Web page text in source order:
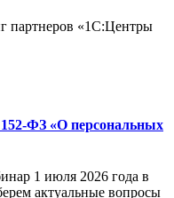
партнеров «1С:Центры
ФЗ «О персональных
1 июля 2026 года в
актуальные вопросы